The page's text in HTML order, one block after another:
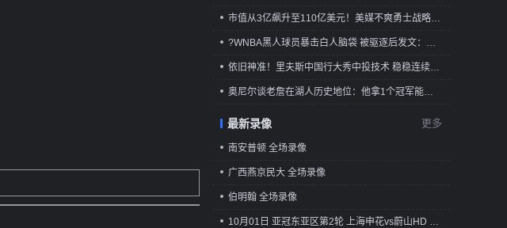
市值从3亿飙升至110亿美元！美媒不爽勇士战略重心从库里身上转移
?WNBA黑人球员暴击白人脑袋 被驱逐后发文：白人有特权！
依旧神准！里夫斯中国行大秀中投技术 稳稳连续命中17球
奥尼尔谈老詹在湖人历史地位：他拿1个冠军能上桌 但坐不了中间位
最新录像 更多
南安普顿 全场录像
广西燕京民大 全场录像
伯明翰 全场录像
10月01日 亚冠东亚区第2轮 上海申花vs蔚山HD 全场录像回放